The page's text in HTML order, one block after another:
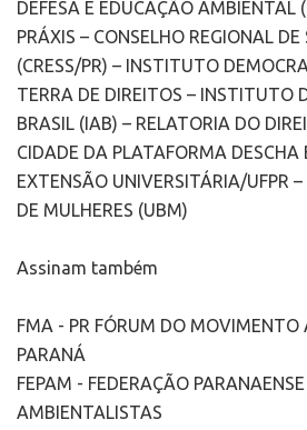
DEFESA E EDUCAÇÃO AMBIENTAL
PRÁXIS – CONSELHO REGIONAL
(CRESS/PR) – INSTITUTO
TERRA DE DIREITOS – INSTITUTO
BRASIL (IAB) – RELATORIA DO
CIDADE DA PLATAFORMA DESCHA
EXTENSÃO UNIVERSITÁRIA/UFPR
DE MULHERES (UBM)
Assinam também
FMA - PR FÓRUM DO
PARANÁ
FEPAM - FEDERAÇÃO
AMBIENTALISTAS